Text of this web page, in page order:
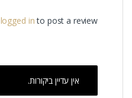
logged into post a review.
אין עדיין ביקורות.